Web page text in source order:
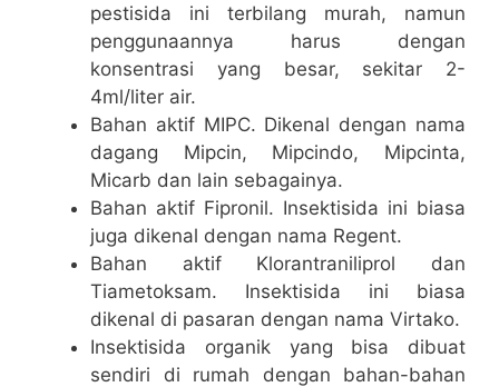
pestisida ini terbilang murah, namun
penggunaannya harus dengan
konsentrasi yang besar, sekitar 2-
4ml/liter air.
Bahan aktif MIPC. Dikenal dengan nama
dagang Mipcin, Mipcindo, Mipcinta,
Micarb dan lain sebagainya.
Bahan aktif Fipronil. Insektisida ini biasa
juga dikenal dengan nama Regent.
Bahan aktif Klorantraniliprol dan
Tiametoksam. Insektisida ini biasa
dikenal di pasaran dengan nama Virtako.
Insektisida organik yang bisa dibuat
sendiri di rumah dengan bahan-bahan